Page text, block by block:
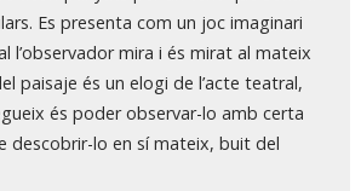
Es presenta com un joc imaginari
l’observador mira i és mirat al mateix
paisaje és un elogi de l’acte teatral,
és poder observar-lo amb certa
descobrir-lo en sí mateix, buit del